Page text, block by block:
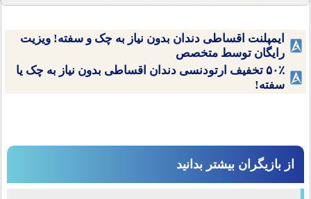
ایمپلنت اقساطی دندان بدون نیاز به چک و سفته! ویزیت
رایگان توسط متخصص
۵۰٪ تخفیف ارتودنسی دندان اقساطی بدون نیاز به چک یا
سفته!
از بازیگران بیشتر بدانید